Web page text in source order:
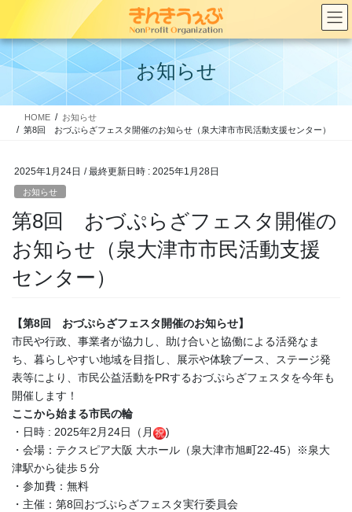
テ
ン
へ
ス
ゲ
ー
ョ
ン
お知らせ
HOME
お知らせ
第8回 おづぷらざフェスタ開催のお知らせ（泉大津市市民活動支援センター）
2025年1月24日 / 最終更新日時 : 2025年1月28日
お知らせ
第8回 おづぷらざフェスタ開催の
お知らせ（泉大津市市民活動支援
センター）
【第8回 おづぷらざフェスタ開催のお知らせ】
市民や行政、事業者が協力し、助け合いと協働による活発なま
ち、暮らしやすい地域を目指し、展示や体験ブース、ステージ発
表等により、市民公益活動をPRするおづぷらざフェスタを今年も
開催します！
ここから始まる市民の輪
・日時 : 2025年2月24日（月
)
・会場：テクスピア大阪 大ホール（泉大津市旭町22-45）※泉大
津駅から徒歩５分
・参加費：無料
・主催：第8回おづぷらざフェスタ実行委員会